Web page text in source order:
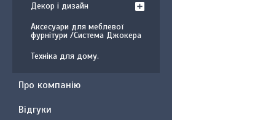
Декор і дизайн
Аксесуари для меблевої
фурнітури /Система Джокера
Техніка для дому.
Про компанію
Відгуки